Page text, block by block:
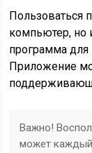
Пользоваться
компьютер, но
программа
Приложение
Важно!
может каждый